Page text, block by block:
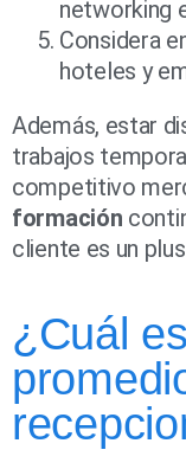
networking
Considera
hoteles y
Además, estar
trabajos
competitivo
formación
cliente es un
¿Cuál